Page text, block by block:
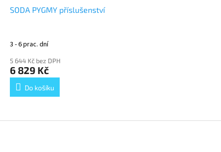
SODA PYGMY příslušenství
3 - 6 prac. dní
5 644 Kč bez DPH
6 829 Kč
Do košíku